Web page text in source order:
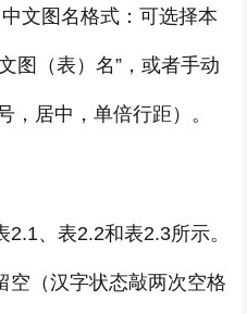
文图名格式：可选择本
图（表）名”，或者手动
，居中，单倍行距）。
、表2.2和表2.3所示。
空（汉字状态敲两次空格